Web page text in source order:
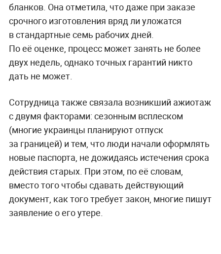
бланков. Она отметила, что даже при заказе
срочного изготовления вряд ли уложатся
в стандартные семь рабочих дней.
По её оценке, процесс может занять не более
двух недель, однако точных гарантий никто
дать не может.
Сотрудница также связала возникший ажиотаж
с двумя факторами: сезонным всплеском
(многие украинцы планируют отпуск
за границей) и тем, что люди начали оформлять
новые паспорта, не дожидаясь истечения срока
действия старых. При этом, по её словам,
вместо того чтобы сдавать действующий
документ, как того требует закон, многие пишут
заявление о его утере.